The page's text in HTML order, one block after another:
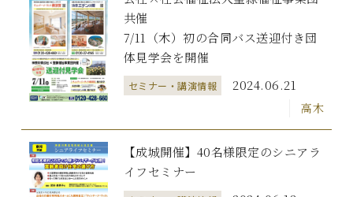
共催
7/11（木）初の合同バス送迎付き団
体見学会を開催
セミナー・講演情報 2024.06.21
高木
【成城開催】40名様限定のシニアラ
イフセミナー